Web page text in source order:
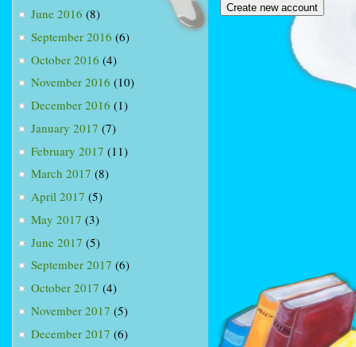
June 2016 (8)
September 2016 (6)
October 2016 (4)
November 2016 (10)
December 2016 (1)
January 2017 (7)
February 2017 (11)
March 2017 (8)
April 2017 (5)
May 2017 (3)
June 2017 (5)
September 2017 (6)
October 2017 (4)
November 2017 (5)
December 2017 (6)